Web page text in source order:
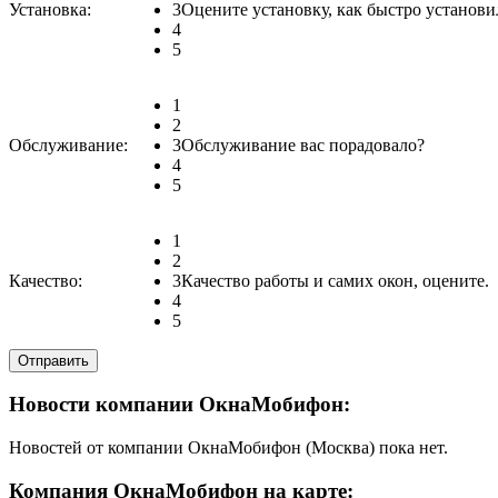
Установка:
3
4
5
Оцените установку, как быстро
Обслуживание:
1
2
3
4
5
Обслуживание вас порадовало?
Качество:
1
2
3
4
5
Качество работы и самих окон, оцените.
Новости компании ОкнаМобифон:
Новостей от компании ОкнаМобифон (Москва) пока нет.
Компания ОкнаМобифон на карте: